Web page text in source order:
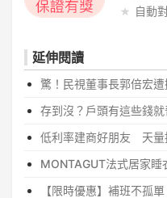
自動
延伸閱讀
驚！民視董事長郭倍宏
存到沒？戶頭有這些錢就
低利率建商好朋友 天量
MONTAGUT法式居家睡
【限時優惠】補班不孤